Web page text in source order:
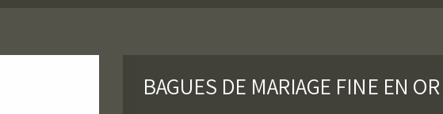
BAGUES DE MARIAGE FINE EN OR